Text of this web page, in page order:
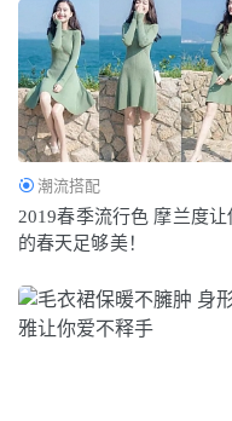
潮流搭配
2019春季流行色 摩兰度让
的春天足够美！